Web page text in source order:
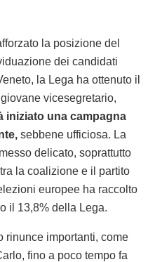
la posizione del
dei candidati
la Lega ha ottenuto il
vicesegretario,
iniziato una campagna
sebbene ufficiosa. La
delicato, soprattutto
la coalizione e il partito
europee ha raccolto
il 13,8% della Lega.
rinunce importanti, come
fino a poco tempo fa